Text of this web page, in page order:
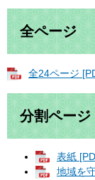
全ページ
全24ページ
分割ページ
表紙
地域を